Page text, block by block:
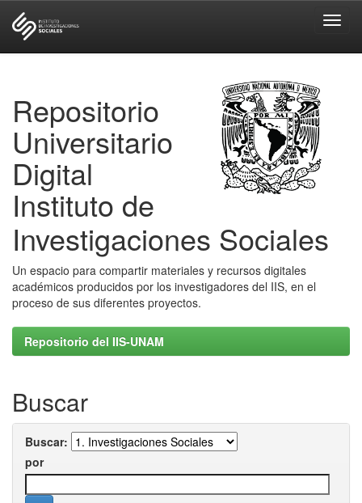
Repositorio
Universitario
Digital
Instituto de
Investigaciones Sociales
Un espacio para compartir materiales y recursos digitales
académicos producidos por los investigadores del IIS, en el
proceso de sus diferentes proyectos.
Repositorio del IIS-UNAM
Buscar
Buscar:
por